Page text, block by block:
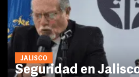
JALISCO
Seguridad en